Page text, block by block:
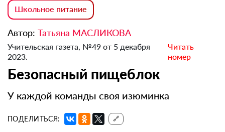
Школьное питание
Автор: Татьяна МАСЛИКОВА
Учительская газета, №49 от 5 декабря
2023.
Читать
номер
Безопасный пищеблок
У каждой команды своя изюминка
ПОДЕЛИТЬСЯ: 🔗